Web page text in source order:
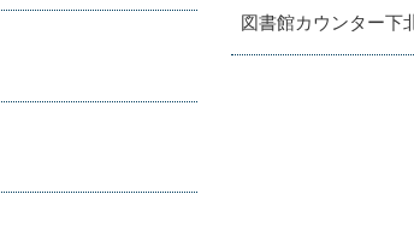
図書館カウンター下